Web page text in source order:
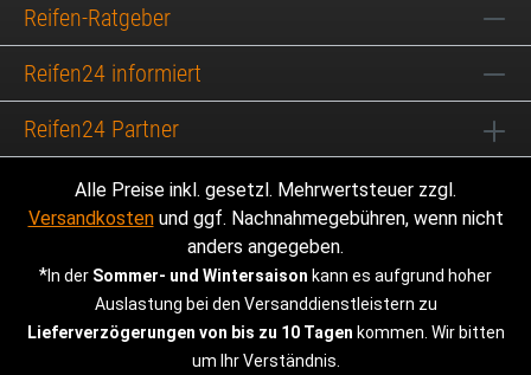
Reifen-Ratgeber
Reifen24 informiert
Reifen24 Partner
Alle Preise inkl. gesetzl. Mehrwertsteuer zzgl.
Versandkostenund ggf. Nachnahmegebühren, wenn nicht
anders angegeben.
*In der Sommer- und Wintersaison kann es aufgrund hoher
Auslastung bei den Versanddienstleistern zu
Lieferverzögerungen von bis zu 10 Tagen kommen. Wir bitten
um Ihr Verständnis.